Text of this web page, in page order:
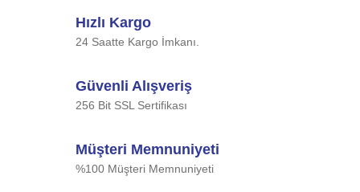
Yorum Yaz
Ürün resmi kalitesiz, bozuk veya görüntülenemiyor.
Ürün bilgilerinde hatalar bulunuyor.
Bu ürüne benzer farklı alternatifler olmalı.
Hızlı Kargo
24 Saatte Kargo İmkanı.
Güvenli Alışveriş
256 Bit SSL Sertifikası
Müşteri Memnuniyeti
%100 Müşteri Memnuniyeti